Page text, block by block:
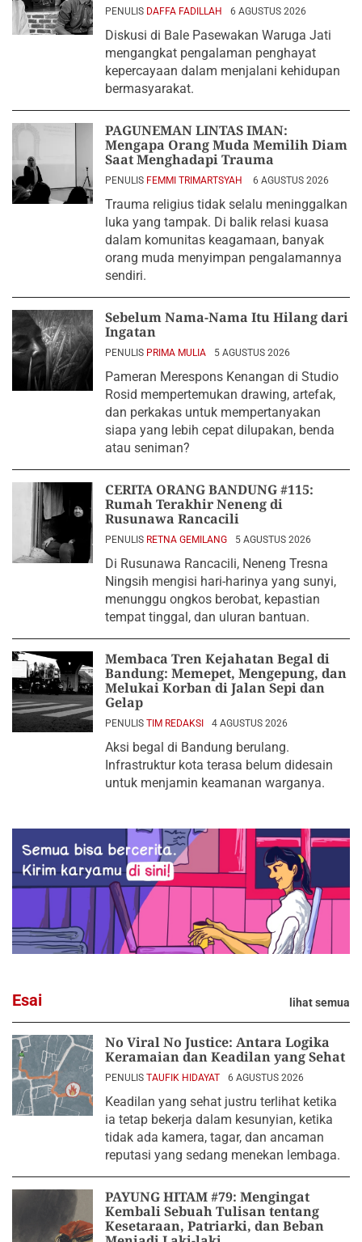
PENULIS DAFFA FADILLAH 6 AGUSTUS 2026
Diskusi di Bale Pasewakan Waruga Jati
mengangkat pengalaman penghayat
kepercayaan dalam menjalani kehidupan
bermasyarakat.
PAGUNEMAN LINTAS IMAN:
Mengapa Orang Muda Memilih Diam
Saat Menghadapi Trauma
PENULIS FEMMI TRIMARTSYAH 6 AGUSTUS 2026
Trauma religius tidak selalu meninggalkan
luka yang tampak. Di balik relasi kuasa
dalam komunitas keagamaan, banyak
orang muda menyimpan pengalamannya
sendiri.
Sebelum Nama-Nama Itu Hilang dari
Ingatan
PENULIS PRIMA MULIA 5 AGUSTUS 2026
Pameran Merespons Kenangan di Studio
Rosid mempertemukan drawing, artefak,
dan perkakas untuk mempertanyakan
siapa yang lebih cepat dilupakan, benda
atau seniman?
CERITA ORANG BANDUNG #115:
Rumah Terakhir Neneng di
Rusunawa Rancacili
PENULIS RETNA GEMILANG 5 AGUSTUS 2026
Di Rusunawa Rancacili, Neneng Tresna
Ningsih mengisi hari-harinya yang sunyi,
menunggu ongkos berobat, kepastian
tempat tinggal, dan uluran bantuan.
Membaca Tren Kejahatan Begal di
Bandung: Memepet, Mengepung, dan
Melukai Korban di Jalan Sepi dan
Gelap
PENULIS TIM REDAKSI 4 AGUSTUS 2026
Aksi begal di Bandung berulang.
Infrastruktur kota terasa belum didesain
untuk menjamin keamanan warganya.
Esai lihat semua
No Viral No Justice: Antara Logika
Keramaian dan Keadilan yang Sehat
PENULIS TAUFIK HIDAYAT 6 AGUSTUS 2026
Keadilan yang sehat justru terlihat ketika
ia tetap bekerja dalam kesunyian, ketika
tidak ada kamera, tagar, dan ancaman
reputasi yang sedang menekan lembaga.
PAYUNG HITAM #79: Mengingat
Kembali Sebuah Tulisan tentang
Kesetaraan, Patriarki, dan Beban